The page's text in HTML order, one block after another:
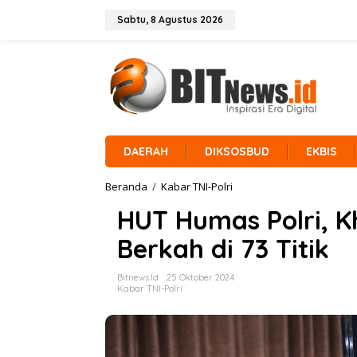
Sabtu, 8 Agustus 2026
DAERAH DIKSOSBUD EKBIS
Beranda / Kabar TNI-Polri
T
H
a
o
HUT Humas Polri,
Berkah di 73 Titik
Bitnews.id
25 Oktober 2024
Kabar TNI-Polri